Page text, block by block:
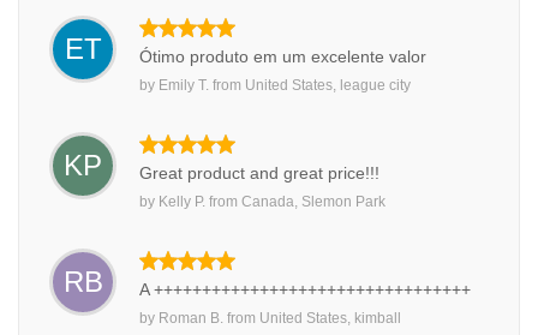
ET Ótimo produto em um excelente valor
by Emily T. from United States, league city
KP Great product and great price!!!
by Kelly P. from Canada, Slemon Park
RB A +++++++++++++++++++++++++++++++++
by Roman B. from United States, kimball